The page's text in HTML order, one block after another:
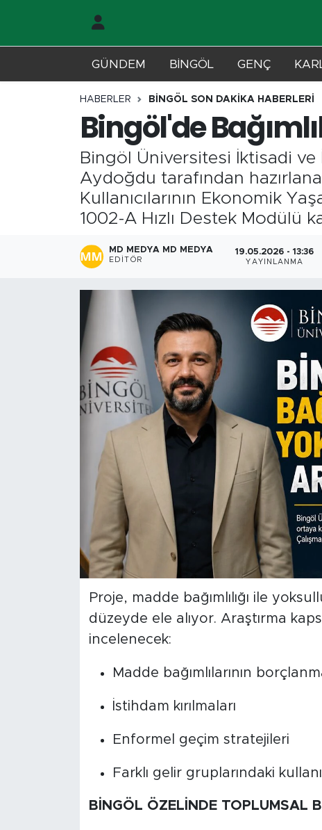
GÜNDEM BİNGÖL GENÇ
HABERLER BİNGÖL SON DAKİKA HABERLERİ
Bingöl'de
Bingöl Üniversitesi İktisadi
Aydoğdu tarafından
Kullanıcılarının Ekonomik
1002-A Hızlı Destek Modülü
MD MEDYA MD MEDYA
EDITÖR
19.05.2026 - 13:36
YAYINLANMA
Proje, madde bağımlılığı ile
düzeyde ele alıyor. Araştırma
incelenecek:
Madde bağımlılarının
İstihdam kırılmaları
Enformel geçim stratejileri
Farklı gelir gruplarındaki
BİNGÖL ÖZELİNDE TOPLUMSAL
Karlıova
Adaklı-Kiğı
MD Prestij Dergisi
Tavz Der
Merkez Trafik Yoğunluk Haritası
Süper Lig Puan Durumu ve Fikstür
Tüm Manşetler
Haber Arşivi